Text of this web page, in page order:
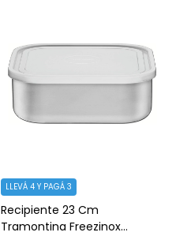
Recipiente 23 Cm
Tramontina Freezinox
LLEVÁ 4 Y PAGÁ 3